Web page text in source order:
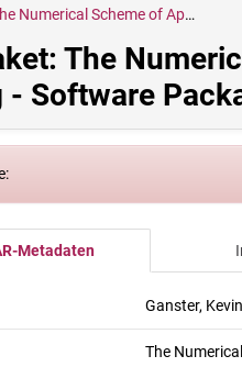
The Numerical Scheme of Approximate Inverse for 2D Linear Seismic Imaging - Software Package
The
- Software
Metadaten
Ganster, Kevin
The